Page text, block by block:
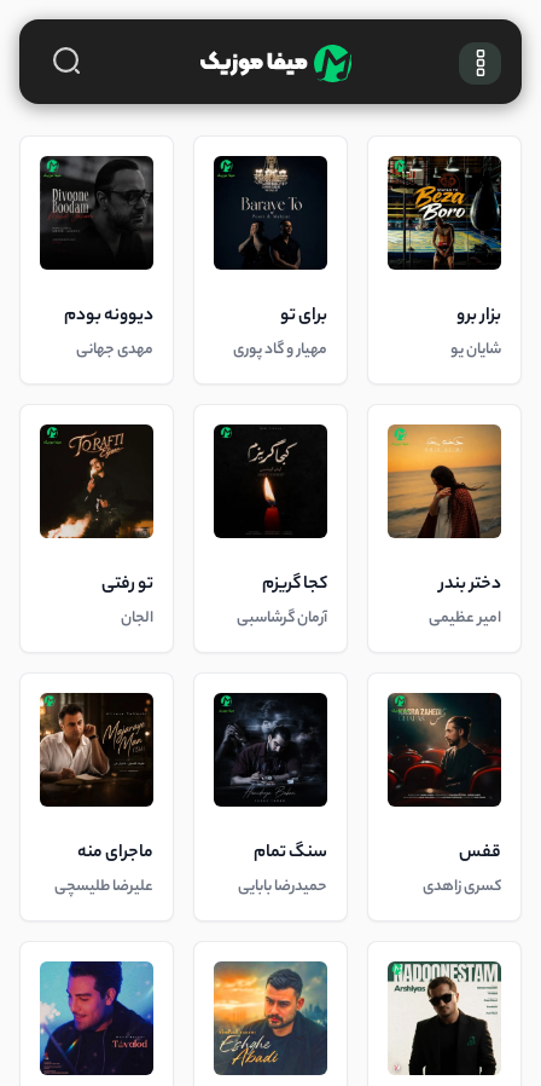
بزار برو
شایان یو
برای تو
مهیار و گاد پوری
دیوونه بودم
مهدی جهانی
دختر بندر
امیر عظیمی
کجا گریزم
آرمان گرشاسبی
تو رفتی
الجان
قفس
کسری زاهدی
سنگ تمام
حمیدرضا بابایی
ماجرای منه
علیرضا طلیسچی